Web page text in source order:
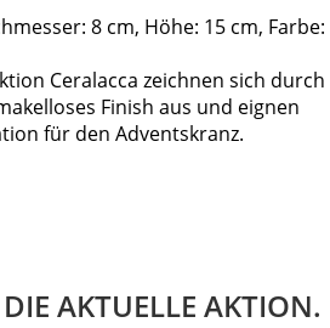
8 cm, Höhe: 15 cm, Farbe:
Ceralacca zeichnen sich durch
Finish aus und eignen
für den Adventskranz.
AKTUELLE AKTION.